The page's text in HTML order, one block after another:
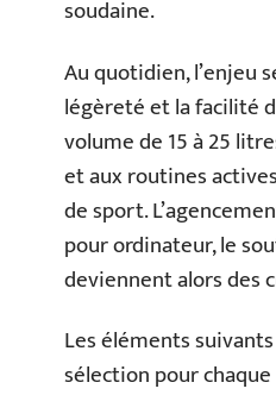
soudaine.
Au quotidien, l’enjeu
légèreté et la facilité
volume de 15 à 25
et aux routines
de sport.
pour ordinateur, le
deviennent alors des
Les éléments
sélection pour chaque